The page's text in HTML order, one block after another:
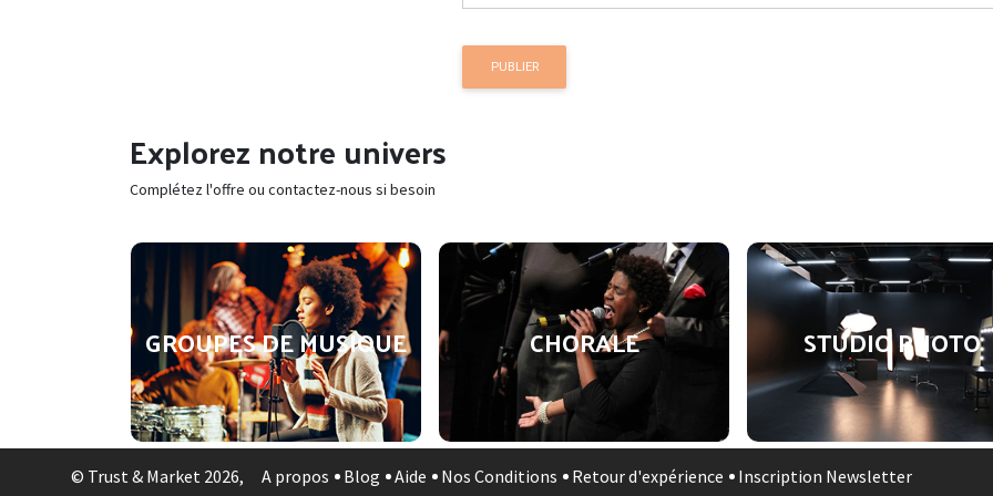
PUBLIER
Explorez notre univers
Complétez l'offre ou contactez-nous si besoin
GROUPES DE MUSIQUE CHORALE STUDIO PHOTO
© Trust & Market 2026, A propos Blog Aide Nos Conditions Retour d'expérience Inscription Newsletter